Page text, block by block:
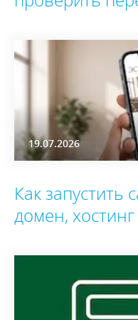
19.07.2026
Как запустить
домен,